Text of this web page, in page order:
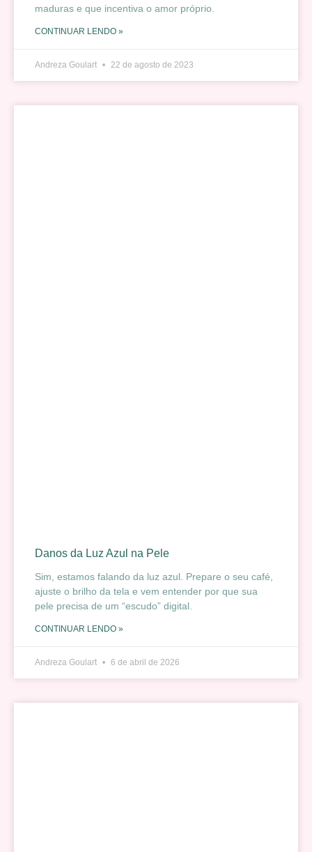
maduras e que incentiva o amor próprio.
CONTINUAR LENDO »
Andreza Goulart 22 de agosto de 2023
Danos da Luz Azul na Pele
Sim, estamos falando da luz azul. Prepare o seu café,
ajuste o brilho da tela e vem entender por que sua
pele precisa de um “escudo” digital.
CONTINUAR LENDO »
Andreza Goulart 6 de abril de 2026